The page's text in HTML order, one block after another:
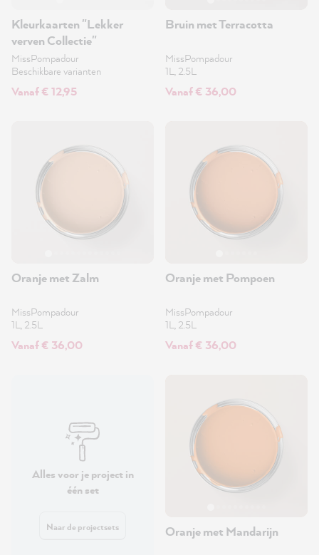
Kleurkaarten "Lekker
verven Collectie"
MissPompadour
Beschikbare varianten
Vanaf € 12,95
Bruin met Terracotta
MissPompadour
1L, 2.5L
Vanaf € 36,00
Oranje met Zalm
MissPompadour
1L, 2.5L
Vanaf € 36,00
Oranje met Pompoen
MissPompadour
1L, 2.5L
Vanaf € 36,00
Alles voor je project in
één set
Naar de projectsets Oranje met Mandarijn